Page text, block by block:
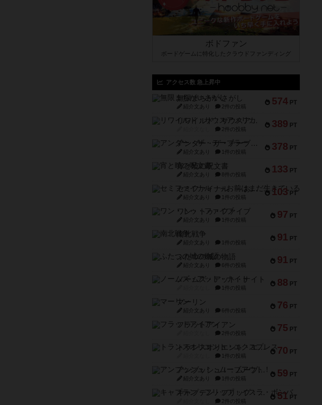
ボドファン
ボードゲームに特化したクラウドファンディング
アクセス数 急上昇中
574 PT
無限まちがいさがし
紹介文あり 2件の投稿
389 PT
リワイルド：サウスアメリカ
2件の投稿
378 PT
アンダー・ザ・テーブラー
紹介文あり 1件の投稿
133 PT
宵と暁の呪文書
紹介文あり 8件の投稿
103 PT
セミファイナル ～お前はまだ生きている～
紹介文あり 1件の投稿
97 PT
ワン・トゥ・ファイブ
紹介文あり 1件の投稿
91 PT
南北戦争
紹介文あり 1件の投稿
91 PT
ふたつの城の物語
紹介文あり 6件の投稿
88 PT
ノームズ・アット・ナイト
1件の投稿
76 PT
マーリン
紹介文あり 6件の投稿
75 PT
フラットアイアン
2件の投稿
70 PT
トランスオリエント・エクスプレス
1件の投稿
59 PT
アンブッシュ！：ムーブアウト！
紹介文あり 1件の投稿
51 PT
キャプテン・フリップ：イスラ・ボンバ
2件の投稿